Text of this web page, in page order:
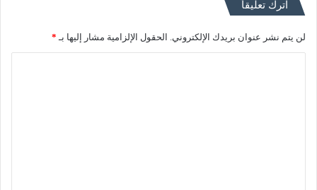
اترك تعليقاً
لن يتم نشر عنوان بريدك الإلكتروني. الحقول الإلزامية مشار إليها بـ *